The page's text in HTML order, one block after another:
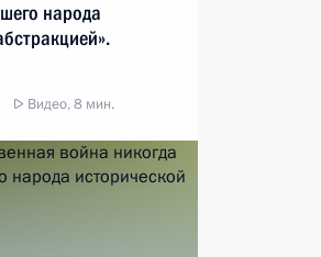
народа
Видео, 8 мин.